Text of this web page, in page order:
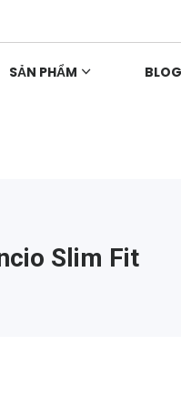
SẢN PHẨM BLOG
Slim Fit